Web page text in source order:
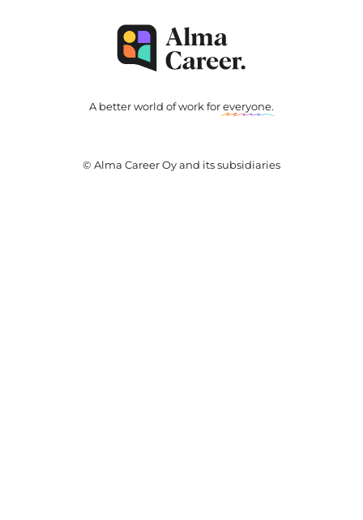
A better world of work foreveryone.
© Alma Career Oy and its subsidiaries